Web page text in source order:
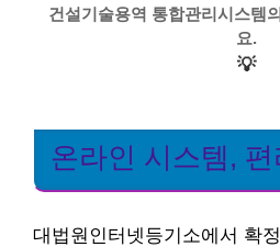
건설기술용역 통합관리시스템
요.
💡
온라인 시스템,
대법원인터넷등기소에서 확